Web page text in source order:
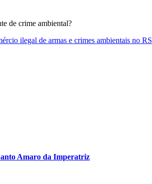
de crime ambiental?
ilegal de armas e crimes ambientais no RS
Amaro da Imperatriz